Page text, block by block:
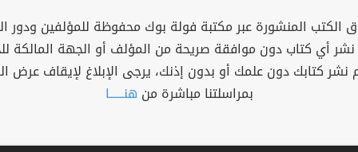
الكتب المنشورة عبر مكتبة فولة بوك محفوظة للمؤلفين ودور
نشر أي كتاب دون موافقة صريحة من المؤلف أو الجهة المالكة
نشر كتابك دون علمك أو بدون إذنك، يرجى الإبلاغ لإيقاف عرض
بمراسلتنا مباشرة من هنــــــا